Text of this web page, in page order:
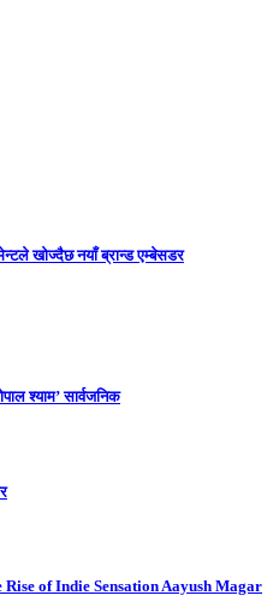
खोज्दैछ नयाँ ब्रान्ड एम्बेसडर
श्याम’ सार्वजनिक
of Indie Sensation Aayush Magar